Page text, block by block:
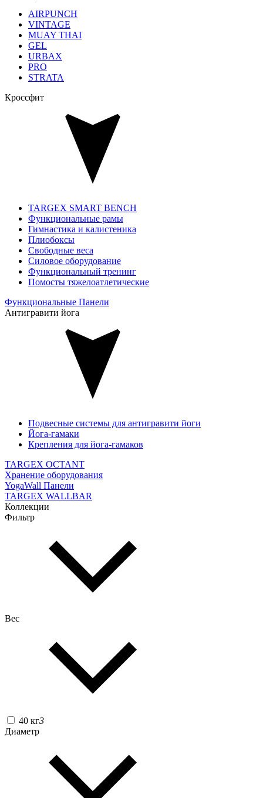
AIRPUNCH
VINTAGE
MUAY THAI
GEL
URBAX
PRO
STRATA
Кроссфит
TARGEX SMART BENCH
Функциональные рамы
Гимнастика и калистеника
Плиобоксы
Свободные веса
Силовое оборудование
Функциональный тренинг
Помосты тяжелоатлетические
Функциональные Панели
Антигравити йога
Подвесные системы для антигравити йоги
Йога-гамаки
Крепления для йога-гамаков
TARGEX OCTANT
Хранение оборудования
YogaWall Панели
TARGEX WALLBAR
Коллекции
Фильтр
Вес
40 кг3
Диаметр